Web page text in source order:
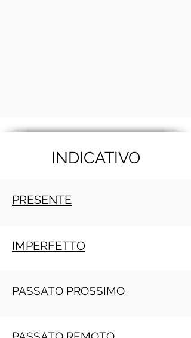
INDICATIVO
PRESENTE
IMPERFETTO
PASSATO PROSSIMO